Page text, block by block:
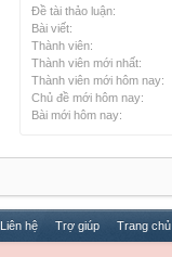
Đề tài thảo luận:
Bài viết:
Thành viên:
Thành viên mới nhất:
Thành viên mới hôm nay:
Chủ đề mới hôm nay:
Bài mới hôm nay:
Liên hệ Trợ giúp Trang chủ